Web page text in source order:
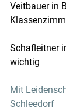
Veitbauer in
Schafleitner
wichtig
Mit
Schleedorf